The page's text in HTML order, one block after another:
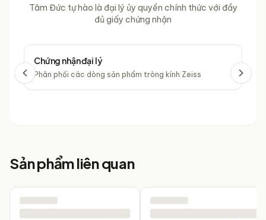
Tâm Đức tự hào là đại lý ủy quyền chính thức với đầy
đủ giấy chứng nhận
Chứng nhận đại lý
Phân phối các dòng sản phẩm tròng kính Zeiss
Sản phẩm liên quan